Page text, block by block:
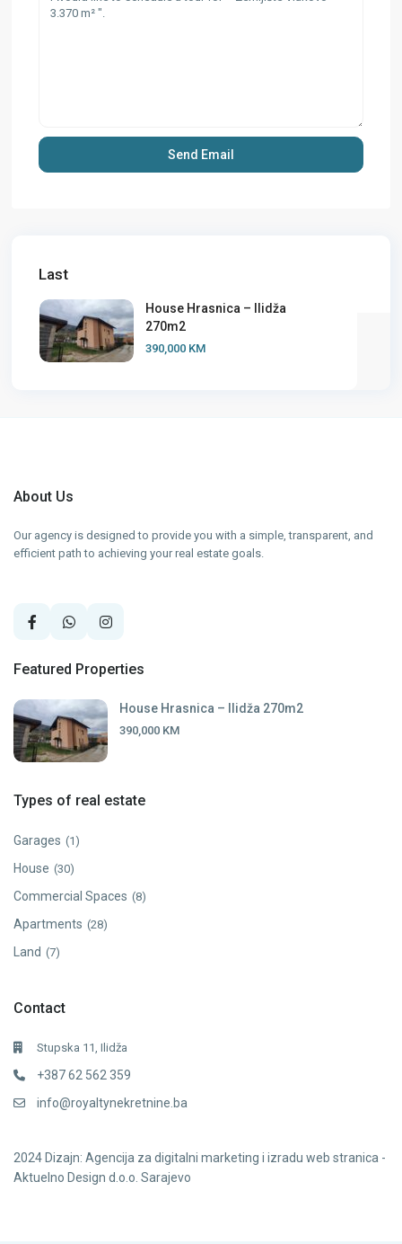
Last
House Hrasnica – Ilidža
270m2
390,000 KM
About Us
Our agency is designed to provide you with a simple, transparent, and
efficient path to achieving your real estate goals.
Featured Properties
House Hrasnica – Ilidža 270m2
390,000 KM
Types of real estate
Garages (1)
House (30)
Commercial Spaces (8)
Apartments (28)
Land (7)
Contact
Stupska 11, Ilidža
+387 62 562 359
info@royaltynekretnine.ba
2024 Dizajn: Agencija za digitalni marketing i izradu web stranica -
Aktuelno Design d.o.o. Sarajevo